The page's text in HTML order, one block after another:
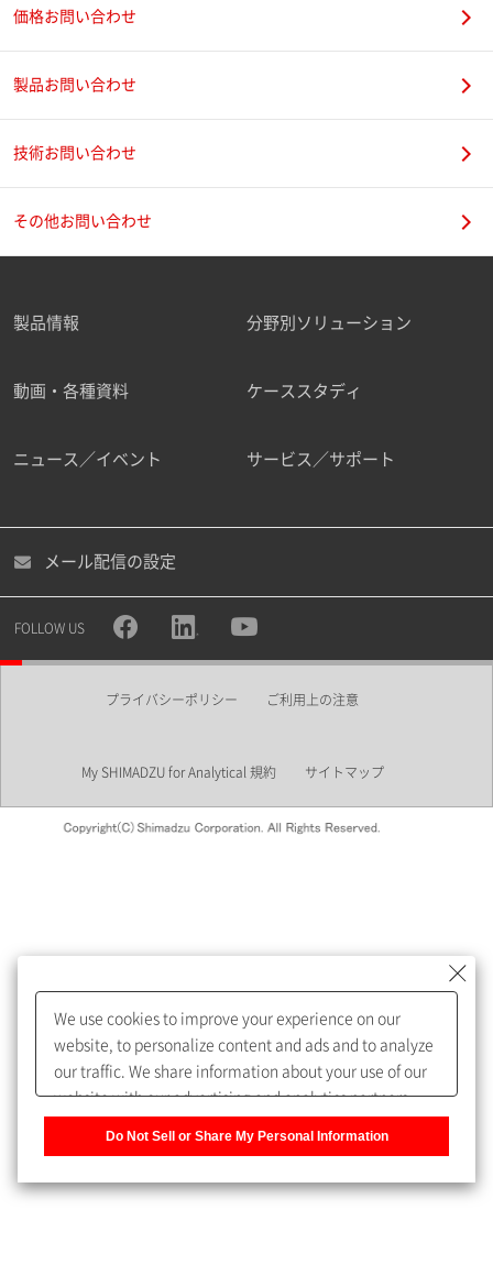
ご勤務先
職種
めします。
My SHIMADZU for Analyticalへ登録いただくと、技術情報や
取扱説明書・Webinarなどの閲覧ができます。
うになります。
価格お問い合わせ
製品お問い合わせ
技術お問い合わせ
その他お問い合わせ
製品情報 分野別ソリューション
動画・各種資料 ケーススタディ
ニュース／イベント サービス／サポート
メール配信の設定
FOLLOW US
プライバシーポリシー ご利用上の注意
My SHIMADZU for Analytical 規約 サイトマップ
We use cookies to improve your experience on our
website, to personalize content and ads and to analyze
our traffic. We share information about your use of our
website with our advertising and analytics partners,
Do Not Sell or Share My Personal Information